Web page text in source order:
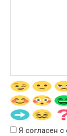
Я согласен